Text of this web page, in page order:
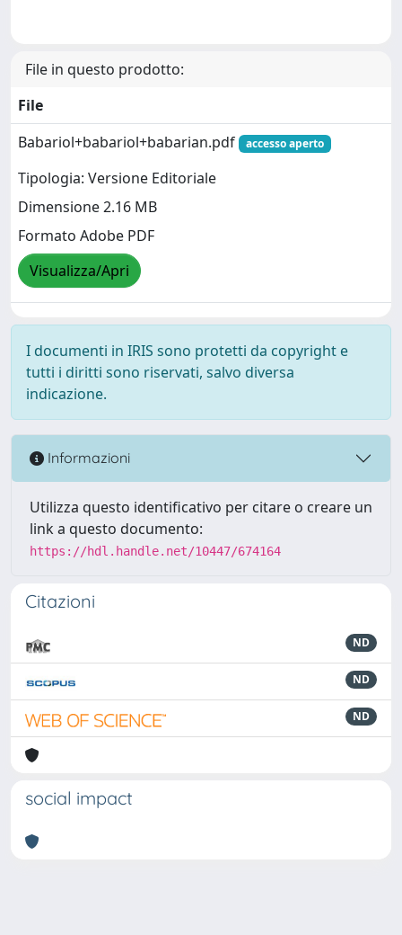
File in questo prodotto:
File
Babariol+babariol+babarian.pdf
accesso aperto
Tipologia: Versione Editoriale
Dimensione 2.16 MB
Formato Adobe PDF
Visualizza/Apri
I documenti in IRIS sono protetti da copyright e
tutti i diritti sono riservati, salvo diversa
indicazione.
Informazioni
Utilizza questo identificativo per citare o creare un
link a questo documento:
https://hdl.handle.net/10447/674164
Citazioni
ND
ND
ND
social impact